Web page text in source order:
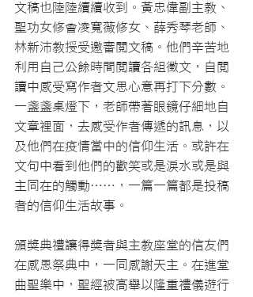
文稿也陸陸續續收到。黃忠偉副主教、
聖功女修會凌寬薇修女、薛秀琴老師、
林新沛教授受邀審閱文稿。他們辛苦地
利用自己公餘時間閱讀各組徵文，自閱
讀中感受寫作者文思心意再打下分數。
一盞盞桌燈下，老師帶著眼鏡仔細地自
文章裡面，去感受作者傳遞的訊息，以
及他們在疫情當中的信仰生活。或許在
文句中看到他們的歡笑或是淚水或是與
主同在的觸動……，一篇一篇都是投稿
者的信仰生活故事。
頒獎典禮讓得獎者與主教座堂的信友們
在感恩祭典中，一同感謝天主。在進堂
曲聖樂中，聖經被高舉以隆重禮儀遊行